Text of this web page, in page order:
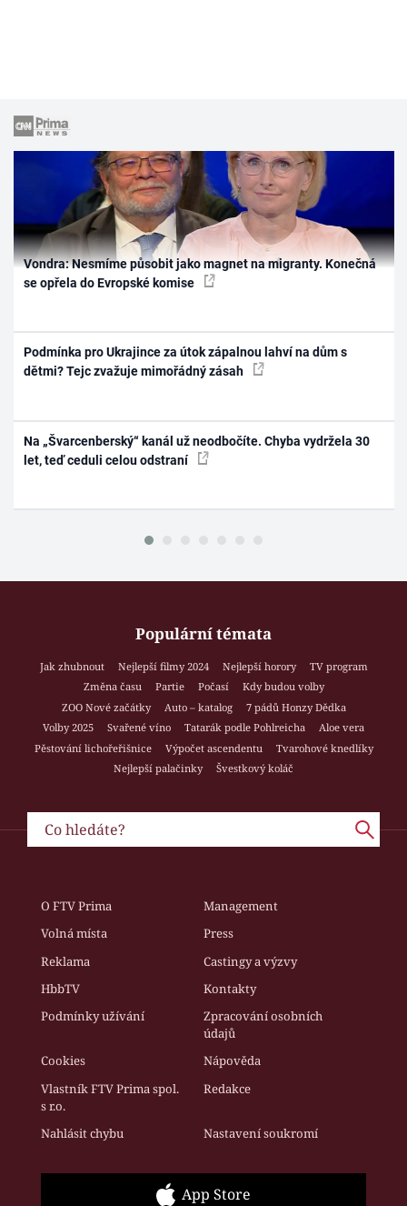
Vondra: Nesmíme působit jako magnet na migranty. Konečná
se opřela do Evropské komise
Podmínka pro Ukrajince za útok zápalnou lahví na dům s
dětmi? Tejc zvažuje mimořádný zásah
Na „Švarcenberský“ kanál už neodbočíte. Chyba vydržela 30
let, teď ceduli celou odstraní
Populární témata
Jak zhubnout Nejlepší filmy 2024 Nejlepší horory
TV program
Změna času
Partie Počasí
Kdy budou volby
ZOO Nové začátky
Auto – katalog
7 pádů Honzy Dědka
Volby 2025
Svařené víno Tatarák podle Pohlreicha
Aloe vera
Pěstování lichořeřišnice
Výpočet ascendentu
Tvarohové knedlíky
Nejlepší palačinky
Švestkový koláč
O FTV Prima
Management
Volná místa
Press
Reklama
Castingy a výzvy
HbbTV
Kontakty
Podmínky užívání
Zpracování osobních
údajů
Cookies
Nápověda
Vlastník FTV Prima spol.
s r.o.
Redakce
Nahlásit chybu Nastavení soukromí
App Store